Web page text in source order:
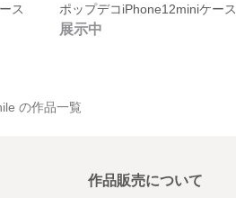
ス ポップデコiPhone12miniケース
展示中
の作品一覧
作品販売について